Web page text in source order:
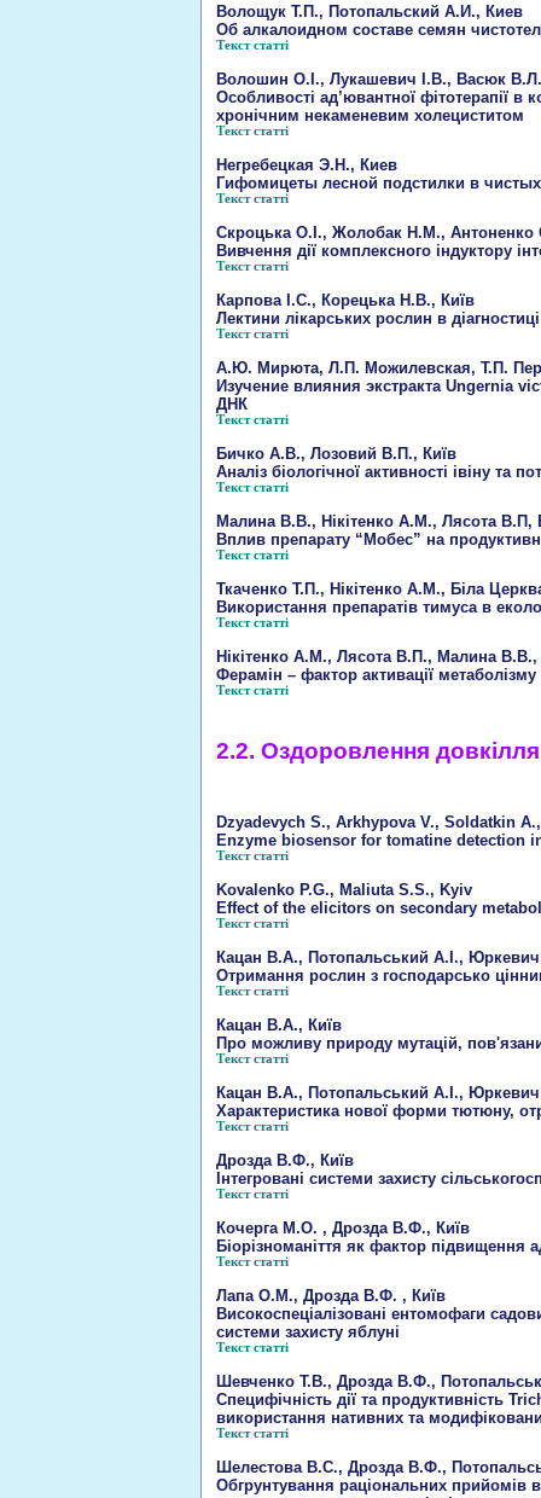
Волощук Т.П., Потопальский А.И., Киев
Об алкалоидном составе семян
Текст статті
Волошин О.І., Лукашевич І.В., Васюк
Особливості ад’ювантної фітотерапії в
хронічним некаменевим холециститом
Текст статті
Негребецкая Э.Н., Киев
Гифомицеты лесной подстилки в
Текст статті
Скроцька О.І., Жолобак Н.М.,
Вивчення дії комплексного індуктору
Текст статті
Карпова І.С., Корецька Н.В., Київ
Лектини лікарських рослин в
Текст статті
А.Ю. Мирюта, Л.П. Можилевская, Т.П.
Изучение влияния экстракта Ungernia
ДНК
Текст статті
Бичко А.В., Лозовий В.П., Київ
Аналіз біологічної активності івіну та
Текст статті
Малина В.В., Нікітенко А.М., Лясота В.П,
Вплив препарату “Мобес” на
Текст статті
Ткаченко Т.П., Нікітенко А.М., Біла
Використання препаратів тимуса в
Текст статті
Нікітенко А.М., Лясота В.П., Малина
Ферамін – фактор активації метаболізму
Текст статті
2.2. Оздоровлення довкілля
Dzyadevych S., Arkhypova V., Soldatkin
Enzyme biosensor for tomatine detection
Текст статті
Kovalenko P.G., Maliuta S.S., Kyiv
Effect of the elicitors on secondary
Текст статті
Кацан В.А., Потопальський А.І.,
Отримання рослин з господарсько
Текст статті
Кацан В.А., Київ
Про можливу природу мутацій,
Текст статті
Кацан В.А., Потопальський А.І.,
Характеристика нової форми тютюну,
Текст статті
Дрозда В.Ф., Київ
Інтегровані системи захисту
Текст статті
Кочерга М.О. , Дрозда В.Ф., Київ
Біорізноманіття як фактор підвищення
Текст статті
Лапа О.М., Дрозда В.Ф. , Київ
Високоспеціалізовані ентомофаги
системи захисту яблуні
Текст статті
Шевченко Т.В., Дрозда В.Ф.,
Специфічність дії та продуктивність
використання нативних та
Текст статті
Шелестова В.С., Дрозда В.Ф.,
Обгрунтування раціональних